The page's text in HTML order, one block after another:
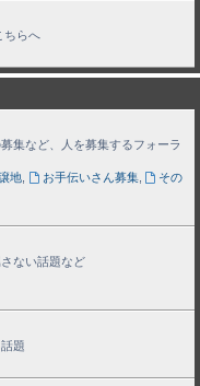
ちらへ
集など、人を募集するフォーラ
地, お手伝いさん募集,
その
ない話題など
題